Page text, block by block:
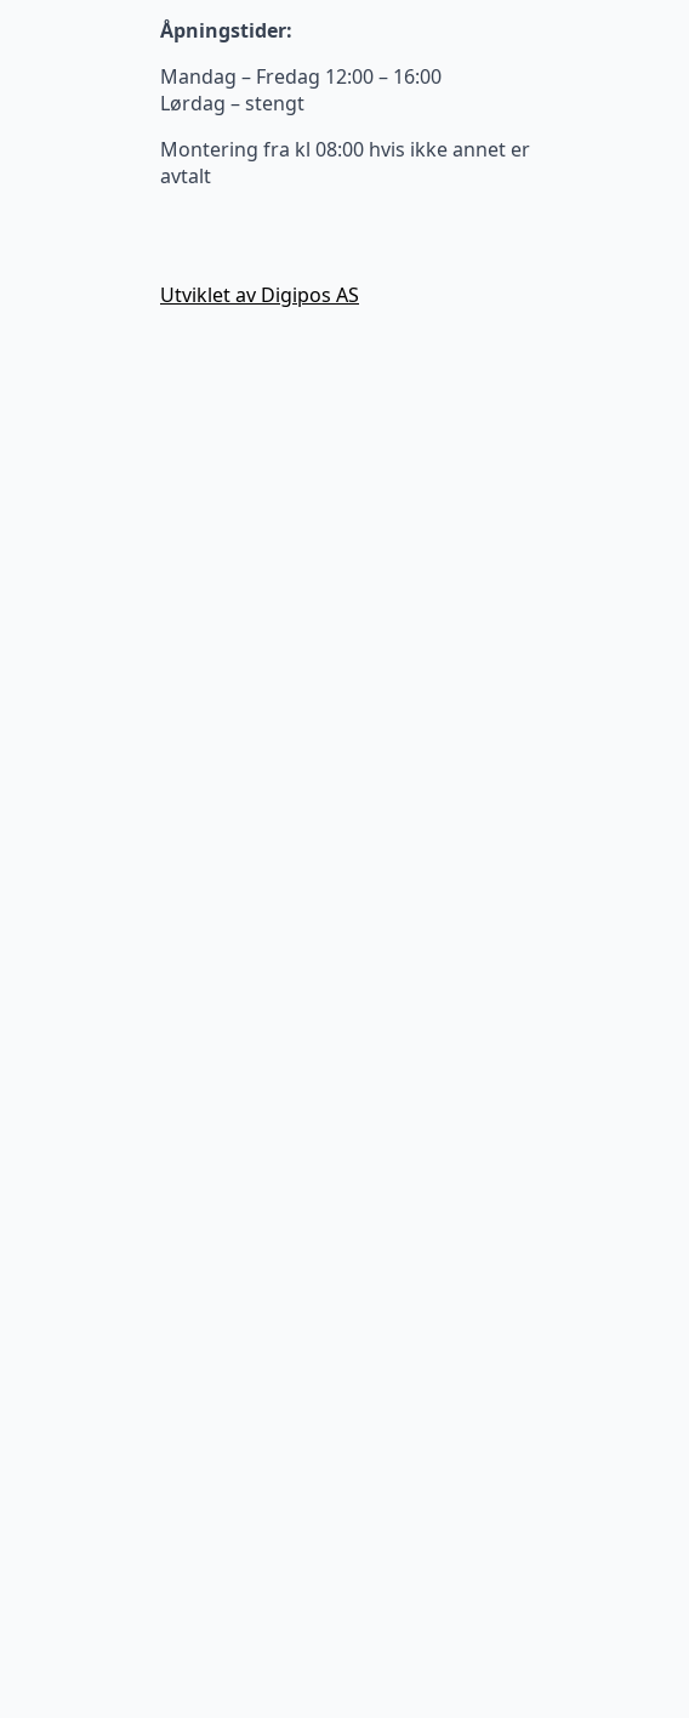
Åpningstider:
Mandag – Fredag 12:00 – 16:00
Lørdag – stengt
Montering fra kl 08:00 hvis ikke annet er
avtalt
Utviklet av Digipos AS